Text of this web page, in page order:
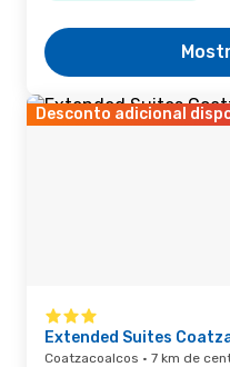
Desconto adicional
Extended Suites
Coatzacoalcos · 7 km de